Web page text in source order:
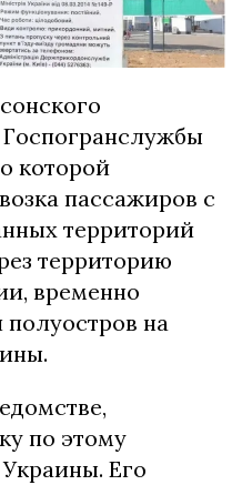
которой
пассажиров с
территорий
территорию
временно
на
по этому
Его